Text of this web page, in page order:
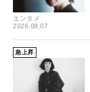
エンタメ
2026.08.07
急上昇